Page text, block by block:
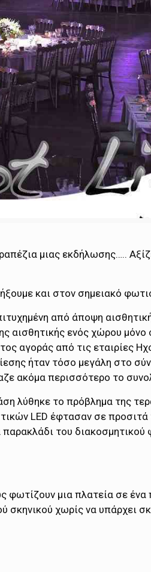
μιας εκδήλωσης…..
και στον σημειακό
από άποψη
ενός χώρου μόνο
αγοράς από τις εταιρίες
ήταν τόσο μεγάλη στο
ακόμα περισσότερο το
λύθηκε το πρόβλημα της
LED έφτασαν σε προσιτά
του διακοσμητικού
μια πλατεία σε ένα
σκηνικού χωρίς να υπάρχει